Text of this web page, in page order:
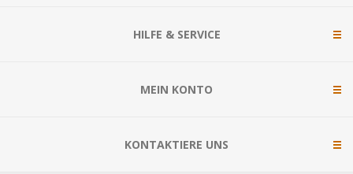
HILFE & SERVICE
MEIN KONTO
KONTAKTIERE UNS